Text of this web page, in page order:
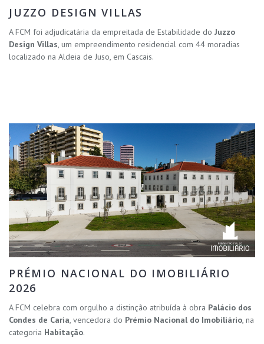
JUZZO DESIGN VILLAS
A FCM foi adjudicatária da empreitada de Estabilidade do Juzzo
Design Villas, um empreendimento residencial com 44 moradias
localizado na Aldeia de Juso, em Cascais.
PRÉMIO NACIONAL DO IMOBILIÁRIO
2026
A FCM celebra com orgulho a distinção atribuída à obra Palácio dos
Condes de Caria, vencedora do Prémio Nacional do Imobiliário, na
categoria Habitação.